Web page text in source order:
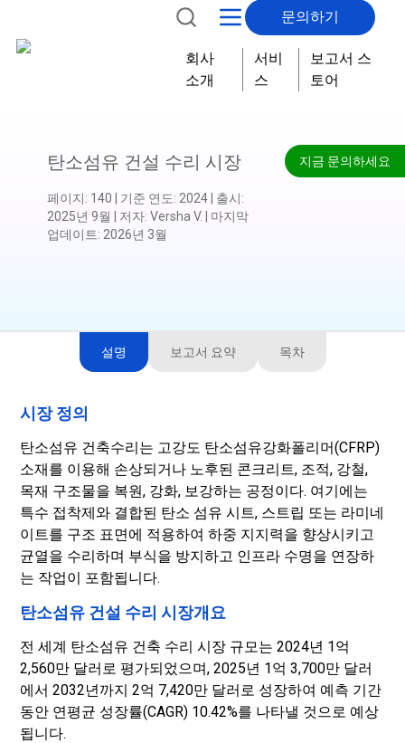
문의하기
회사
소개
서비
스
보고서 스
토어
지금 문의하세요
탄소섬유 건설 수리 시장
페이지: 140 기준 연도: 2024 출시:
2025년 9월
저자: Versha V.
마지막
업데이트: 2026년 3월
설명 보고서 요약 목차
시장 정의
탄소섬유 건축수리는 고강도 탄소섬유강화폴리머(CFRP)
소재를 이용해 손상되거나 노후된 콘크리트, 조적, 강철,
목재 구조물을 복원, 강화, 보강하는 공정이다. 여기에는
특수 접착제와 결합된 탄소 섬유 시트, 스트립 또는 라미네
이트를 구조 표면에 적용하여 하중 지지력을 향상시키고
균열을 수리하며 부식을 방지하고 인프라 수명을 연장하
는 작업이 포함됩니다.
탄소섬유 건설 수리 시장개요
전 세계 탄소섬유 건축 수리 시장 규모는 2024년 1억
2,560만 달러로 평가되었으며, 2025년 1억 3,700만 달러
에서 2032년까지 2억 7,420만 달러로 성장하여 예측 기간
동안 연평균 성장률(CAGR) 10.42%를 나타낼 것으로 예상
됩니다.